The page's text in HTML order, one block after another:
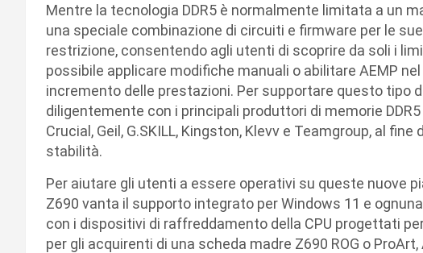
Mentre la tecnologia DDR5 è normalmente limitata a un
una speciale combinazione di circuiti e firmware per le
restrizione, consentendo agli utenti di scoprire da soli i
possibile applicare modifiche manuali o abilitare AEMP
incremento delle prestazioni. Per supportare questo tipo
diligentemente con i principali produttori di memorie
Crucial, Geil, G.SKILL, Kingston, Klevv e Teamgroup, al
stabilità.
Per aiutare gli utenti a essere operativi su queste nuove
Z690 vanta il supporto integrato per Windows 11 e
con i dispositivi di raffreddamento della CPU progettati
per gli acquirenti di una scheda madre Z690 ROG o